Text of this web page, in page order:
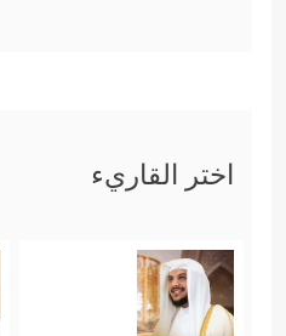
اختر القاريء